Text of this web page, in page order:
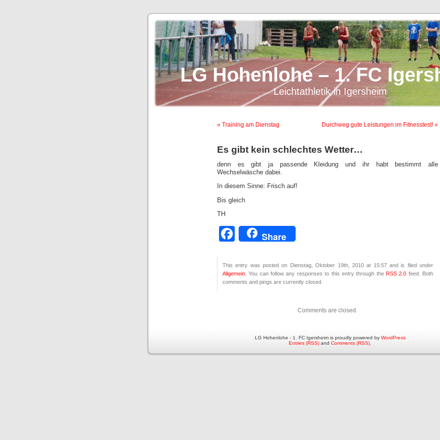
LG Hohenlohe – 1. FC
Leichtathletik in Igersheim
« Training am Dienstag Durchweg gute Leistungen im Fitnesstest! »
Es gibt kein schlechtes Wetter…
denn es gibt ja passende Kleidung und ihr habt bestimmt alle
Wechselwäsche dabei.
In diesem Sinne: Frisch auf!
Bis gleich
TH
Facebook
Share
This entry was posted on Dienstag, Oktober 19th, 2010 at 15:57 and is filed under
Allgemein . You can follow any responses to this entry through the RSS 2.0 feed. Both
comments and pings are currently closed.
Comments are closed.
LG Hohenlohe - 1. FC Igersheim is proudly powered by WordPress
Entries (RSS) and Comments (RSS).